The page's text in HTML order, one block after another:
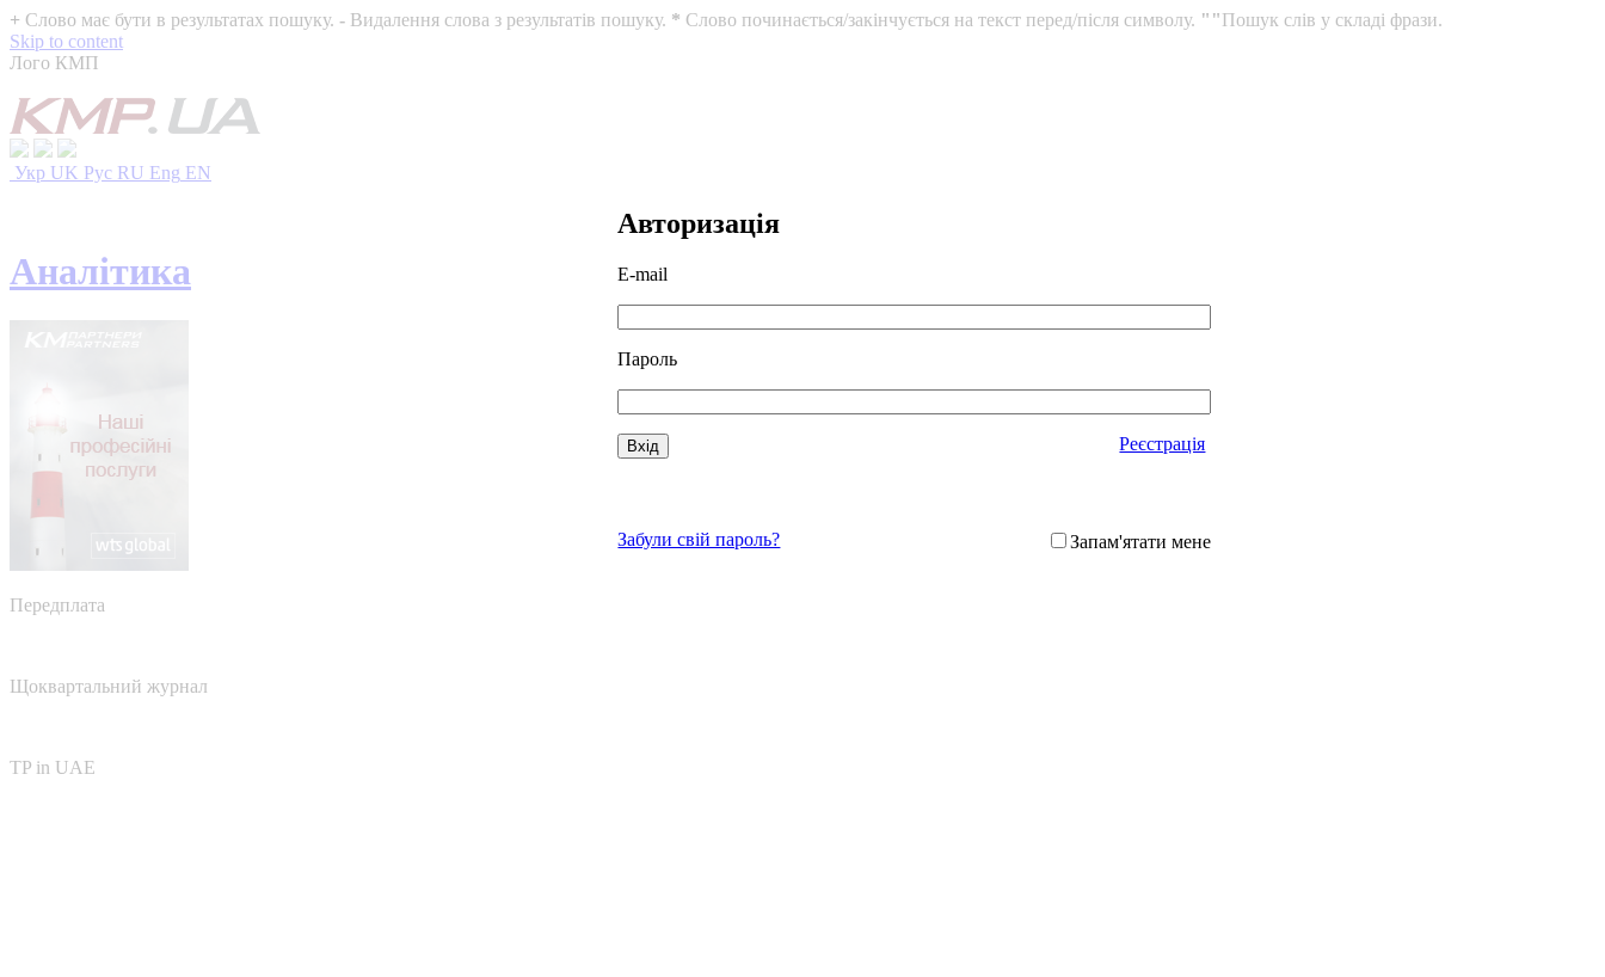
+ Слово має бути в результатах пошуку. - Видалення слова з результатів пошуку. * Слово починається/закінчується на текст перед/після символу. ""Пошук слів у складі фрази.
Skip to content
Лого КМП
Укр UK Рус RU Eng EN
Авторизація
E-mail
Пароль
Реєстрація
Забули свій пароль? Запам'ятати мене
Аналітика
Передплата
Щоквартальний журнал
TP in UAE